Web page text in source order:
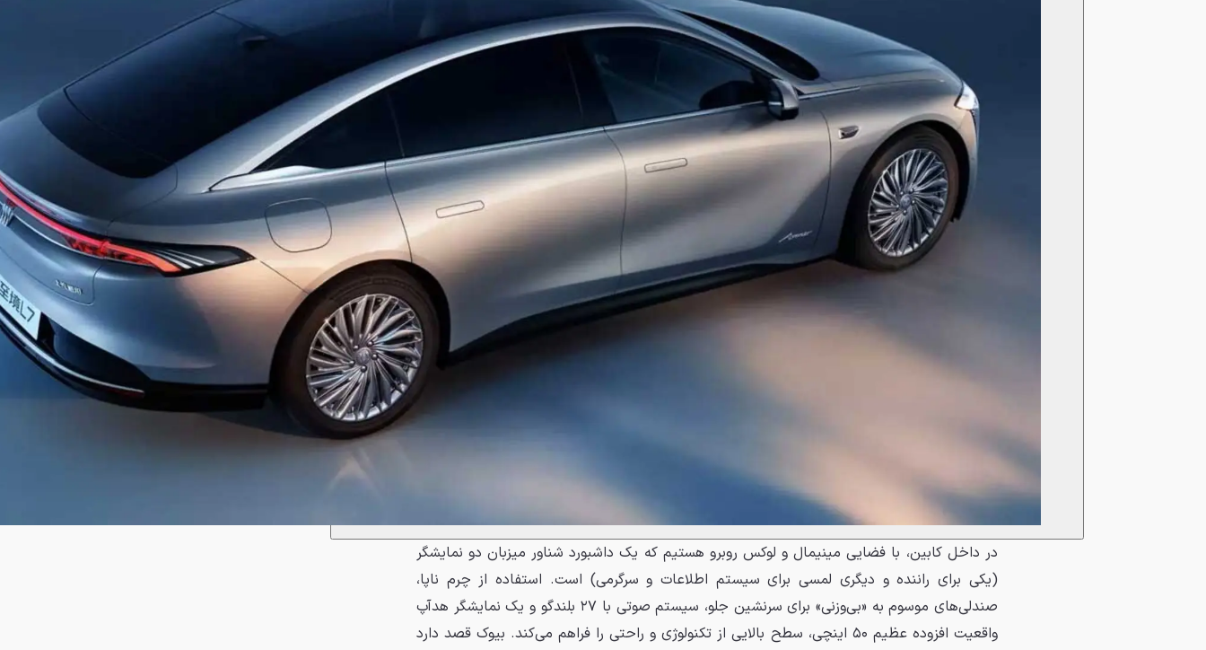
در داخل کابین، با فضایی مینیمال و لوکس روبرو هستیم که یک داشبورد شناور میزبان دو نمایشگر
(یکی برای راننده و دیگری لمسی برای سیستم اطلاعات و سرگرمی) است. استفاده از چرم ناپا،
صندلی‌های موسوم به «بی‌وزنی» برای سرنشین جلو، سیستم صوتی با ۲۷ بلندگو و یک نمایشگر هدآپ
واقعیت افزوده عظیم ۵۰ اینچی، سطح بالایی از تکنولوژی و راحتی را فراهم می‌کند. بیوک قصد دارد